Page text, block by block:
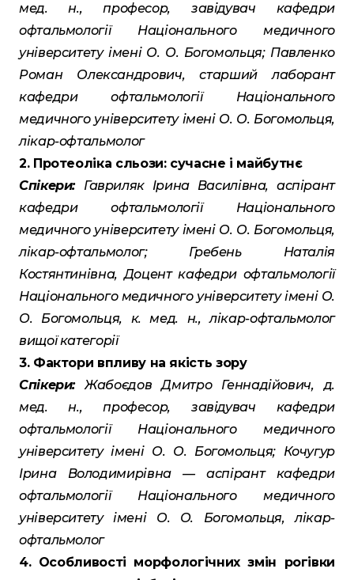
мед. н., професор, завідувач кафедри
офтальмології Національного медичного
університету імені О. О. Богомольця; Павленко
Роман Олександрович, старший лаборант
кафедри офтальмології Національного
медичного університету імені О. О. Богомольця,
лікар-офтальмолог
2. Протеоліка сльози: сучасне і майбутнє
Спікери: Гавриляк Ірина Василівна, аспірант
кафедри офтальмології Національного
медичного університету імені О. О. Богомольця,
лікар-офтальмолог; Гребень Наталія
Костянтинівна, Доцент кафедри офтальмології
Національного медичного університету імені О.
О. Богомольця, к. мед. н., лікар-офтальмолог
вищої категорії
3. Фактори впливу на якість зору
Спікери:Жабоєдов Дмитро Геннадійович, д.
мед. н., професор, завідувач кафедри
офтальмології Національного медичного
університету імені О. О. Богомольця; Кочугур
Ірина Володимирівна — аспірант кафедри
офтальмології Національного медичного
університету імені О. О. Богомольця, лікар-
офтальмолог
4. Особливості морфологічних змін рогівки